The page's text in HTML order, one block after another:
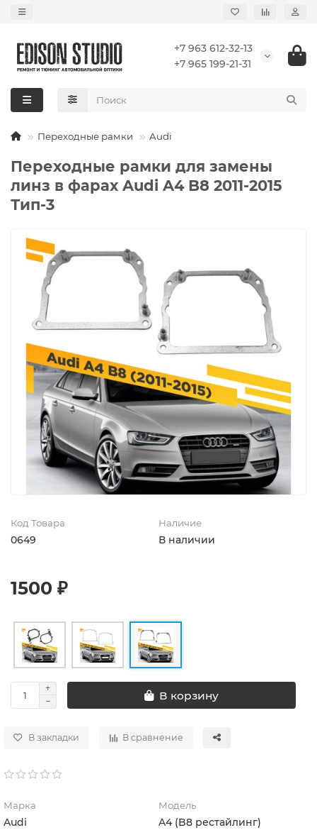
+7 963 612-32-13
+7 965 199-21-31
Переходные рамки Audi
Переходные рамки для замены
линз в фарах Audi A4 B8 2011-2015
Тип-3
Код Товара
0649
Наличие
В наличии
1500 ₽
В корзину
В закладки В сравнение
Марка
Audi
Модель
A4 (B8 рестайлинг)